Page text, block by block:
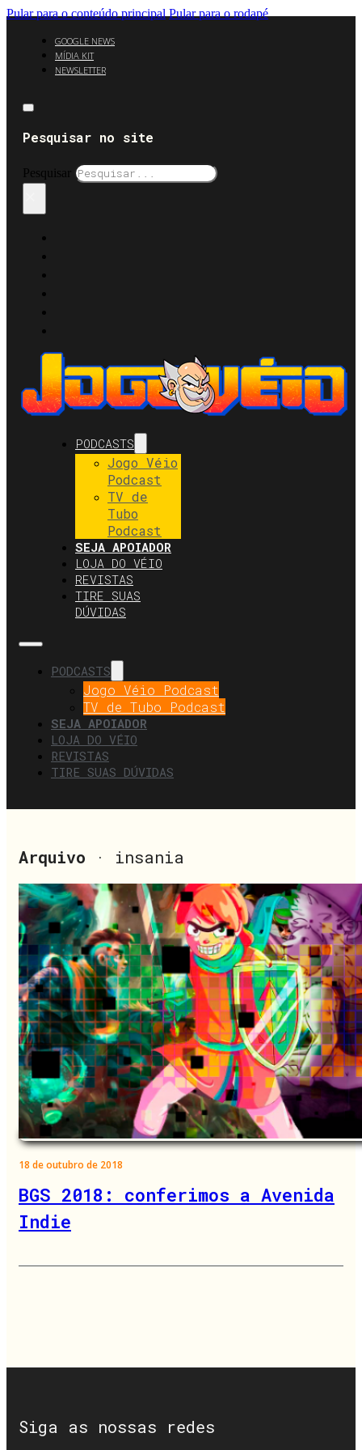
Pular para o conteúdo principal Pular para o rodapé
GOOGLE NEWS
MÍDIA KIT
NEWSLETTER
Pesquisar no site
Pesquisar
PODCASTS
Jogo Véio
Podcast
TV de
Tubo
Podcast
SEJA APOIADOR
LOJA DO VÉIO
REVISTAS
TIRE SUAS
DÚVIDAS
PODCASTS
Jogo Véio Podcast
TV de Tubo Podcast
SEJA APOIADOR
LOJA DO VÉIO
REVISTAS
TIRE SUAS DÚVIDAS
Arquivo · insania
18 de outubro de 2018
BGS 2018: conferimos a Avenida
Indie
Siga as nossas redes